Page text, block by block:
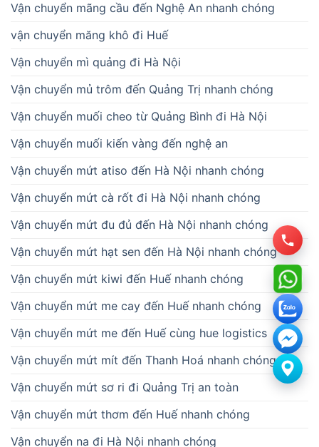
Vận chuyển mãng cầu đến Nghệ An nhanh chóng
vận chuyển măng khô đi Huế
Vận chuyển mì quảng đi Hà Nội
Vận chuyển mủ trôm đến Quảng Trị nhanh chóng
Vận chuyển muối cheo từ Quảng Bình đi Hà Nội
Vận chuyển muối kiến vàng đến nghệ an
Vận chuyển mứt atiso đến Hà Nội nhanh chóng
Vận chuyển mứt cà rốt đi Hà Nội nhanh chóng
Vận chuyển mứt đu đủ đến Hà Nội nhanh chóng
Vận chuyển mứt hạt sen đến Hà Nội nhanh chóng
Vận chuyển mứt kiwi đến Huế nhanh chóng
Vận chuyển mứt me cay đến Huế nhanh chóng
Vận chuyển mứt me đến Huế cùng hue logistics
Vận chuyển mứt mít đến Thanh Hoá nhanh chóng
Vận chuyển mứt sơ ri đi Quảng Trị an toàn
Vận chuyển mứt thơm đến Huế nhanh chóng
Vận chuyển na đi Hà Nội nhanh chóng